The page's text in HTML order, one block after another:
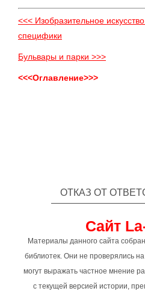
<<< Изобразительное
специфики
Бульвары и парки >>>
<<<Оглавление>>>
ОТКАЗ ОТ
Сайт
Материалы данного сайта
библиотек. Они не проверялись
могут выражать частное мнение
с текущей версией истории,